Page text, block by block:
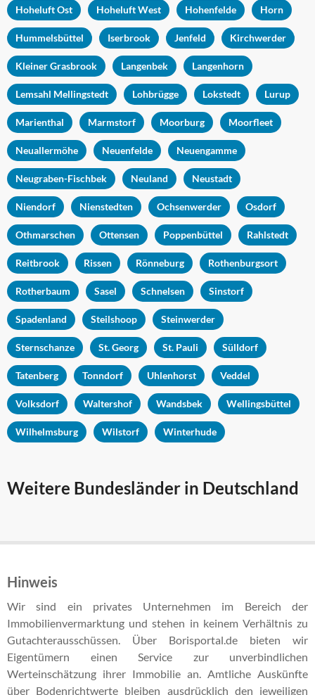
Hoheluft Ost Hoheluft West Hohenfelde Horn
Hummelsbüttel Iserbrook Jenfeld Kirchwerder
Kleiner Grasbrook Langenbek Langenhorn
Lemsahl Mellingstedt Lohbrügge Lokstedt Lurup
Marienthal Marmstorf Moorburg Moorfleet
Neuallermöhe Neuenfelde Neuengamme
Neugraben-Fischbek Neuland Neustadt
Niendorf Nienstedten Ochsenwerder Osdorf
Othmarschen Ottensen Poppenbüttel Rahlstedt
Reitbrook Rissen Rönneburg Rothenburgsort
Rotherbaum Sasel Schnelsen Sinstorf
Spadenland Steilshoop Steinwerder
Sternschanze St. Georg St. Pauli Sülldorf
Tatenberg Tonndorf Uhlenhorst Veddel
Volksdorf Waltershof Wandsbek Wellingsbüttel
Wilhelmsburg Wilstorf Winterhude
Weitere Bundesländer in Deutschland
Hinweis
Wir sind ein privates Unternehmen im Bereich der
Immobilienvermarktung und stehen in keinem Verhältnis zu
Gutachterausschüssen. Über Borisportal.de bieten wir
Eigentümern einen Service zur unverbindlichen
Werteinschätzung ihrer Immobilie an. Amtliche Auskünfte
über Bodenrichtwerte bleiben ausdrücklich den jeweiligen